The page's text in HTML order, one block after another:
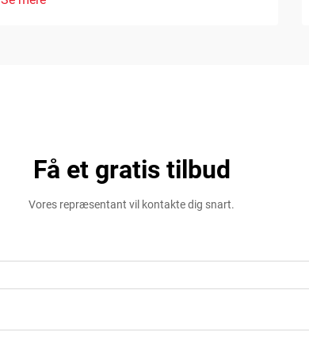
Få et gratis tilbud
Vores repræsentant vil kontakte dig snart.